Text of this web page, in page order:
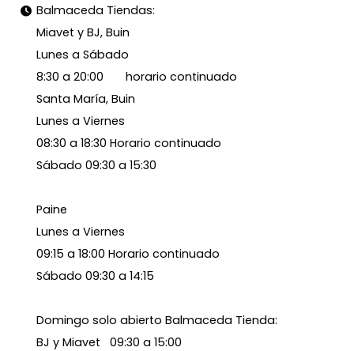
Balmaceda Tiendas:
Miavet y BJ, Buin
Lunes a Sábado
8:30 a 20:00 horario continuado
Santa María, Buin
Lunes a Viernes
08:30 a 18:30 Horario continuado
Sábado 09:30 a 15:30
Paine
Lunes a Viernes
09:15 a 18:00 Horario continuado
Sábado 09:30 a 14:15
Domingo solo abierto Balmaceda Tienda:
BJ y Miavet 09:30 a 15:00